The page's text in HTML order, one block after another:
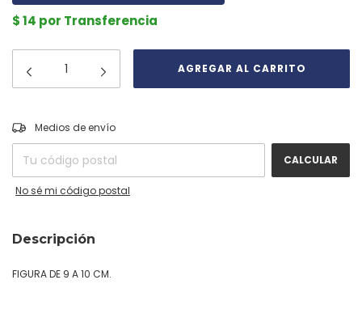
$ 14 por Transferencia
Entregas para el CP:
Medios de envío
CALCULAR
No sé mi código postal
Descripción
FIGURA DE 9 A 10 CM.